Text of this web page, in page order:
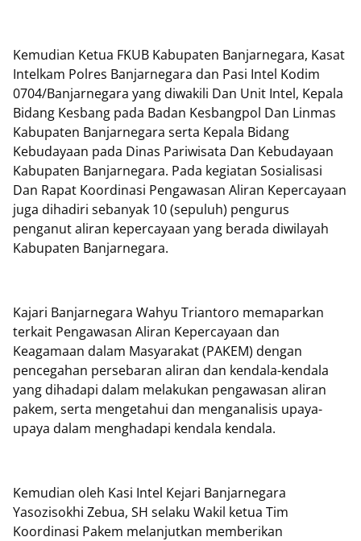
Kemudian Ketua FKUB Kabupaten Banjarnegara, Kasat
Intelkam Polres Banjarnegara dan Pasi Intel Kodim
0704/Banjarnegara yang diwakili Dan Unit Intel, Kepala
Bidang Kesbang pada Badan Kesbangpol Dan Linmas
Kabupaten Banjarnegara serta Kepala Bidang
Kebudayaan pada Dinas Pariwisata Dan Kebudayaan
Kabupaten Banjarnegara. Pada kegiatan Sosialisasi
Dan Rapat Koordinasi Pengawasan Aliran Kepercayaan
juga dihadiri sebanyak 10 (sepuluh) pengurus
penganut aliran kepercayaan yang berada diwilayah
Kabupaten Banjarnegara.
Kajari Banjarnegara Wahyu Triantoro memaparkan
terkait Pengawasan Aliran Kepercayaan dan
Keagamaan dalam Masyarakat (PAKEM) dengan
pencegahan persebaran aliran dan kendala-kendala
yang dihadapi dalam melakukan pengawasan aliran
pakem, serta mengetahui dan menganalisis upaya-
upaya dalam menghadapi kendala kendala.
Kemudian oleh Kasi Intel Kejari Banjarnegara
Yasozisokhi Zebua, SH selaku Wakil ketua Tim
Koordinasi Pakem melanjutkan memberikan